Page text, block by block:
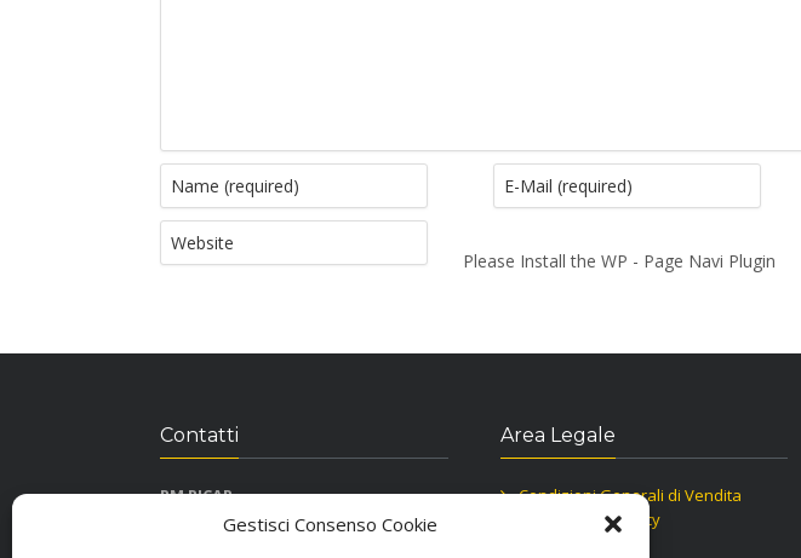
Gestisci Consenso Cookie
Please Install the WP - Page Navi Plugin
Contatti
RM RICAR
Viale Principe, Traversa via Alfieri snc
Area Legale
Condizioni Generali di Vendita
Informativa Privacy